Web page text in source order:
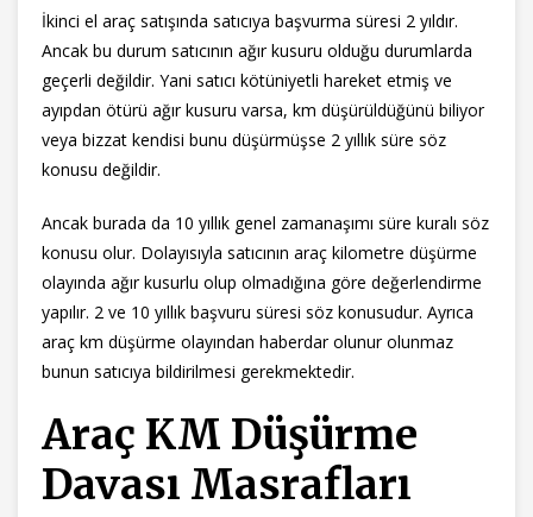
İkinci el araç satışında satıcıya başvurma süresi 2 yıldır.
Ancak bu durum satıcının ağır kusuru olduğu durumlarda
geçerli değildir. Yani satıcı kötüniyetli hareket etmiş ve
ayıpdan ötürü ağır kusuru varsa, km düşürüldüğünü biliyor
veya bizzat kendisi bunu düşürmüşse 2 yıllık süre söz
konusu değildir.
Ancak burada da 10 yıllık genel zamanaşımı süre kuralı söz
konusu olur. Dolayısıyla satıcının araç kilometre düşürme
olayında ağır kusurlu olup olmadığına göre değerlendirme
yapılır. 2 ve 10 yıllık başvuru süresi söz konusudur. Ayrıca
araç km düşürme olayından haberdar olunur olunmaz
bunun satıcıya bildirilmesi gerekmektedir.
Araç KM Düşürme
Davası Masrafları